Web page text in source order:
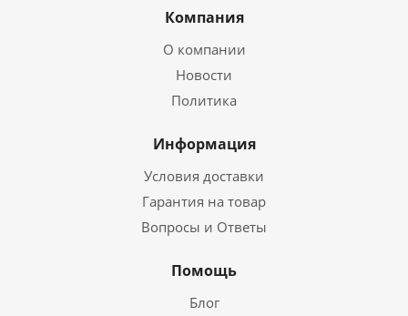
Компания
О компании
Новости
Политика
Информация
Условия доставки
Гарантия на товар
Вопросы и Ответы
Помощь
Блог